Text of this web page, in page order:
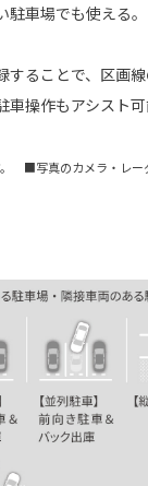
車場でも使える。
することで、区画
操作もアシスト可
■写真のカメラ・レー